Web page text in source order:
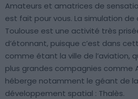
Amateurs et amatrices de
est fait pour vous. La simulation de
Toulouse est une activité très
d’étonnant, puisque c’est dans
comme étant la ville de l’aviation,
plus grandes compagnies comme
héberge notamment le géant de
développement spatial : Thalès.